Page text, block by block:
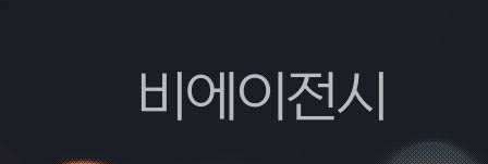
비에이전시